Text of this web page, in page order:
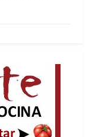
establecen
anterior por
de
de Tierra del